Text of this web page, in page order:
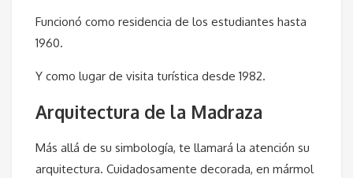
Funcionó como residencia de los estudiantes hasta
1960.
Y como lugar de visita turística desde 1982.
Arquitectura de la Madraza
Más allá de su simbología, te llamará la atención su
arquitectura. Cuidadosamente decorada, en mármol